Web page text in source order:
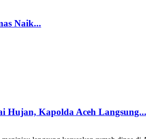
Naik...
Hujan, Kapolda Aceh Langsung...